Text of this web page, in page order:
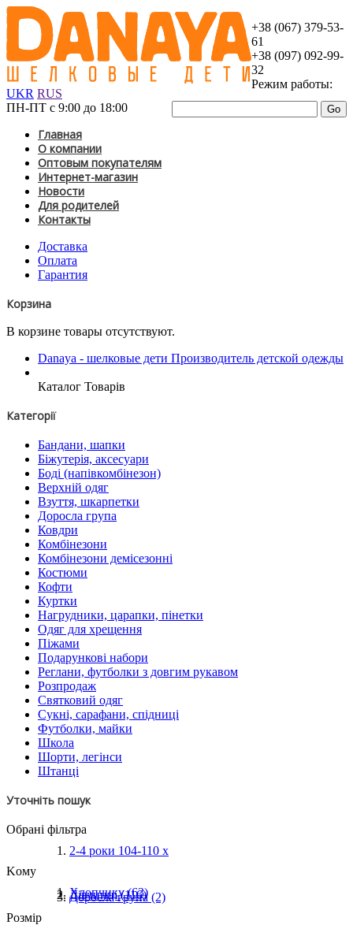
UKR RUS
+38 (067) 379-53-
61
+38 (097) 092-99-
32
Режим работы:
ПН-ПТ с 9:00 до 18:00
Главная
О компании
Оптовым покупателям
Интернет-магазин
Новости
Для родителей
Контакты
Доставка
Оплата
Гарантия
Корзина
В корзине товары отсутствуют.
Danaya - шелковые дети Производитель детской одежды
Каталог Товарів
Категорії
Бандани, шапки
Біжутерія, аксесуари
Боді (напівкомбінезон)
Верхній одяг
Взуття, шкарпетки
Доросла група
Ковдри
Комбінезони
Комбінезони демісезонні
Костюми
Кофти
Куртки
Нагрудники, царапки, пінетки
Одяг для хрещення
Піжами
Подарункові набори
Реглани, футболки з довгим рукавом
Розпродаж
Святковий одяг
Сукні, сарафани, спідниці
Футболки, майки
Школа
Шорти, легінси
Штанці
Уточніть пошук
Обрані фільтра
2-4 роки 104-110 x
Koму
Хлопчику (63)
Дівчинці (116)
Доросла група (2)
Розмір